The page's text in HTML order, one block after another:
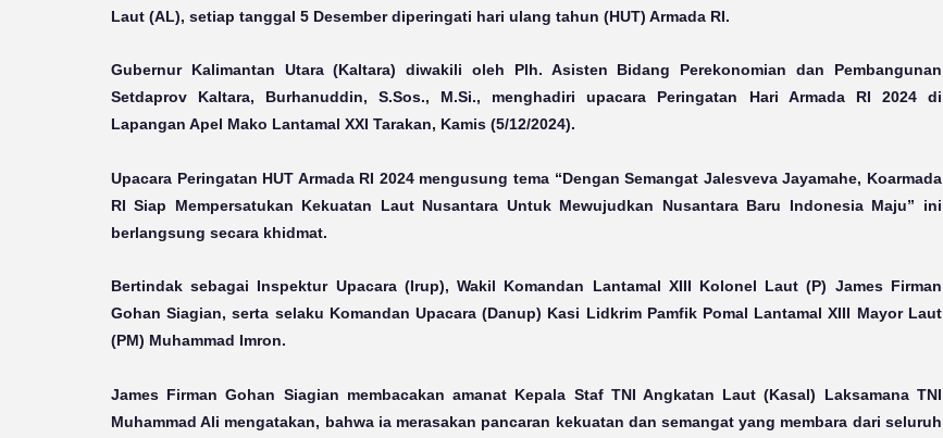
Laut (AL), setiap tanggal 5 Desember diperingati hari ulang tahun (HUT) Armada RI.
Gubernur Kalimantan Utara (Kaltara) diwakili oleh Plh. Asisten Bidang Perekonomian dan Pembangunan
Setdaprov Kaltara, Burhanuddin, S.Sos., M.Si., menghadiri upacara Peringatan Hari Armada RI 2024 di
Lapangan Apel Mako Lantamal XXI Tarakan, Kamis (5/12/2024).
Upacara Peringatan HUT Armada RI 2024 mengusung tema “Dengan Semangat Jalesveva Jayamahe, Koarmada
RI Siap Mempersatukan Kekuatan Laut Nusantara Untuk Mewujudkan Nusantara Baru Indonesia Maju” ini
berlangsung secara khidmat.
Bertindak sebagai Inspektur Upacara (Irup), Wakil Komandan Lantamal XIII Kolonel Laut (P) James Firman
Gohan Siagian, serta selaku Komandan Upacara (Danup) Kasi Lidkrim Pamfik Pomal Lantamal XIII Mayor Laut
(PM) Muhammad Imron.
James Firman Gohan Siagian membacakan amanat Kepala Staf TNI Angkatan Laut (Kasal) Laksamana TNI
Muhammad Ali mengatakan, bahwa ia merasakan pancaran kekuatan dan semangat yang membara dari seluruh